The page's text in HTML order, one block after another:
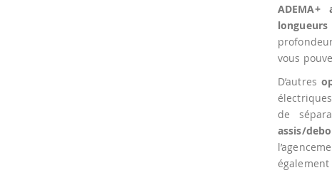
longueurs
vous
D’autres
de
assis/